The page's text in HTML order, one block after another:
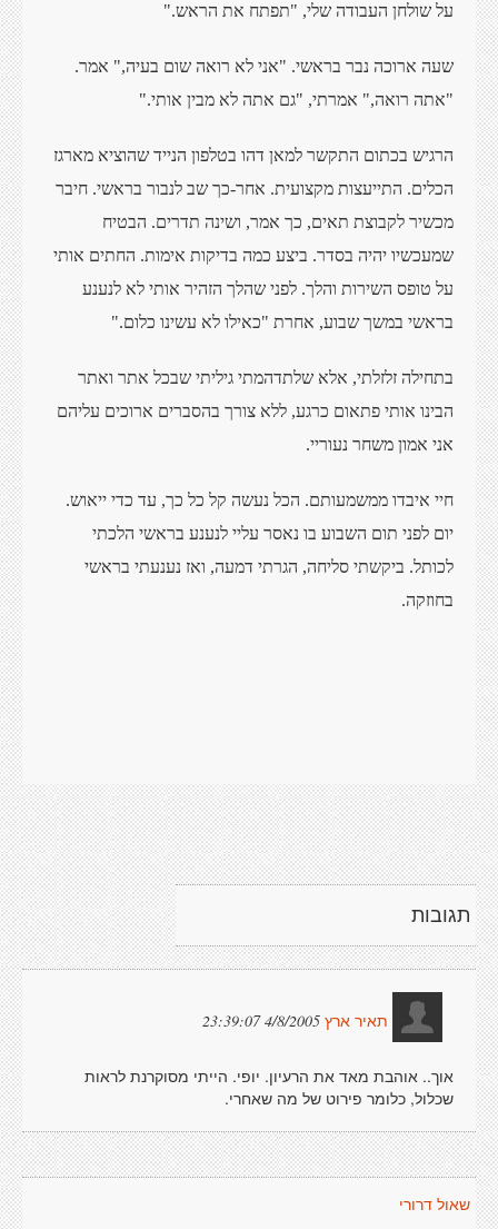
על שולחן העבודה שלי, "תפתח את הראש."
שעה ארוכה נבר בראשי. "אני לא רואה שום בעיה," אמר.
"אתה רואה," אמרתי, "גם אתה לא מבין אותי."
הרגיש בכתום התקשר למאן דהו בטלפון הנייד שהוציא מארגז
הכלים. התייעצות מקצועית. אחר-כך שב לנבור בראשי. חיבר
מכשיר לקבוצת תאים, כך אמר, ושינה תדרים. הבטיח
שמעכשיו יהיה בסדר. ביצע כמה בדיקות אימות. החתים אותי
על טופס השירות והלך. לפני שהלך הזהיר אותי לא לנענע
בראשי במשך שבוע, אחרת "כאילו לא עשינו כלום."
בתחילה זלזלתי, אלא שלתדהמתי גיליתי שבכל אתר ואתר
הבינו אותי פתאום כרגע, ללא צורך בהסברים ארוכים עליהם
אני אמון משחר נעוריי.
חיי איבדו ממשמעותם. הכל נעשה קל כל כך, עד כדי ייאוש.
יום לפני תום השבוע בו נאסר עליי לנענע בראשי הלכתי
לכותל. ביקשתי סליחה, הגרתי דמעה, ואז נענעתי בראשי
בחוזקה.
תגובות
תאיר ארץ 4/8/2005 23:39:07
אוך.. אוהבת מאד את הרעיון. יופי. הייתי מסוקרנת לראות
שכלול, כלומר פירוט של מה שאחרי.
שאול דרורי